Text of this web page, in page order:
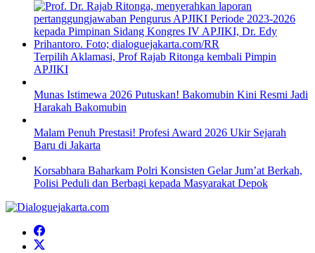
Terpilih Aklamasi, Prof Rajab Ritonga kembali Pimpin
APJIKI
Munas Istimewa 2026 Putuskan! Bakomubin Kini Resmi Jadi
Harakah Bakomubin
Malam Penuh Prestasi! Profesi Award 2026 Ukir Sejarah
Baru di Jakarta
Korsabhara Baharkam Polri Konsisten Gelar Jum’at Berkah,
Polisi Peduli dan Berbagi kepada Masyarakat Depok